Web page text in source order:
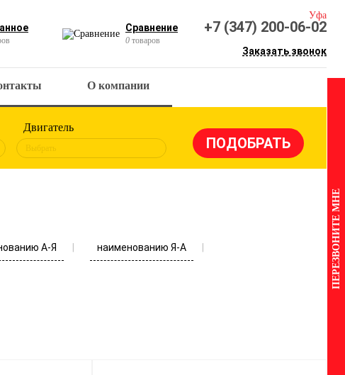
Сравнение
0 товаров
Уфа
+7 (347) 200-06-02
Заказать звонок
О компании
Двигатель
Выбрать
А-Я наименованию Я-А ПЕРЕЗВОНИТЕ МНЕ